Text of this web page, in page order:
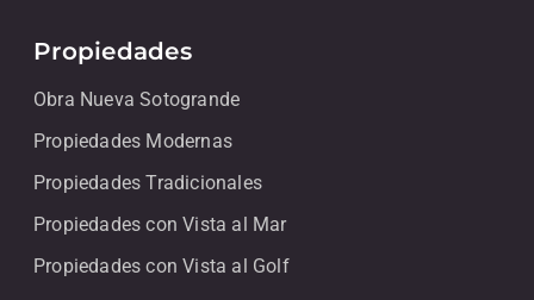
Propiedades
Obra Nueva Sotogrande
Propiedades Modernas
Propiedades Tradicionales
Propiedades con Vista al Mar
Propiedades con Vista al Golf